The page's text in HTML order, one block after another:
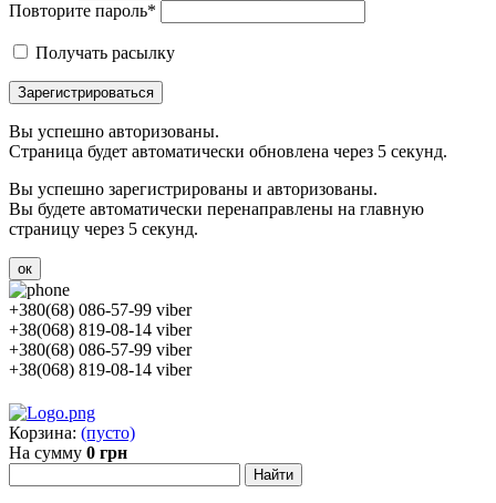
Повторите пароль*
Получать расылку
Зарегистрироваться
Вы успешно авторизованы.
Страница будет автоматически обновлена через 5 секунд.
Вы успешно зарегистрированы и авторизованы.
Вы будете автоматически перенаправлены на главную
страницу через 5 секунд.
ок
+380(68) 086-57-99 viber
+38(068) 819-08-14 viber
+380(68) 086-57-99 viber
+38(068) 819-08-14 viber
Корзина: (пусто)
На сумму 0 грн